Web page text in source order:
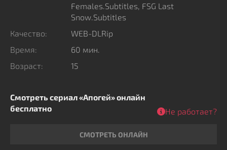
Females.Subtitles, FSG Last
Snow.Subtitles
Качество:
WEB-DLRip
Время:
60 мин.
Возраст:
15
Смотреть сериал «Апогей» онлайн
бесплатно
СМОТРЕТЬ ОНЛАЙН
Не работает?